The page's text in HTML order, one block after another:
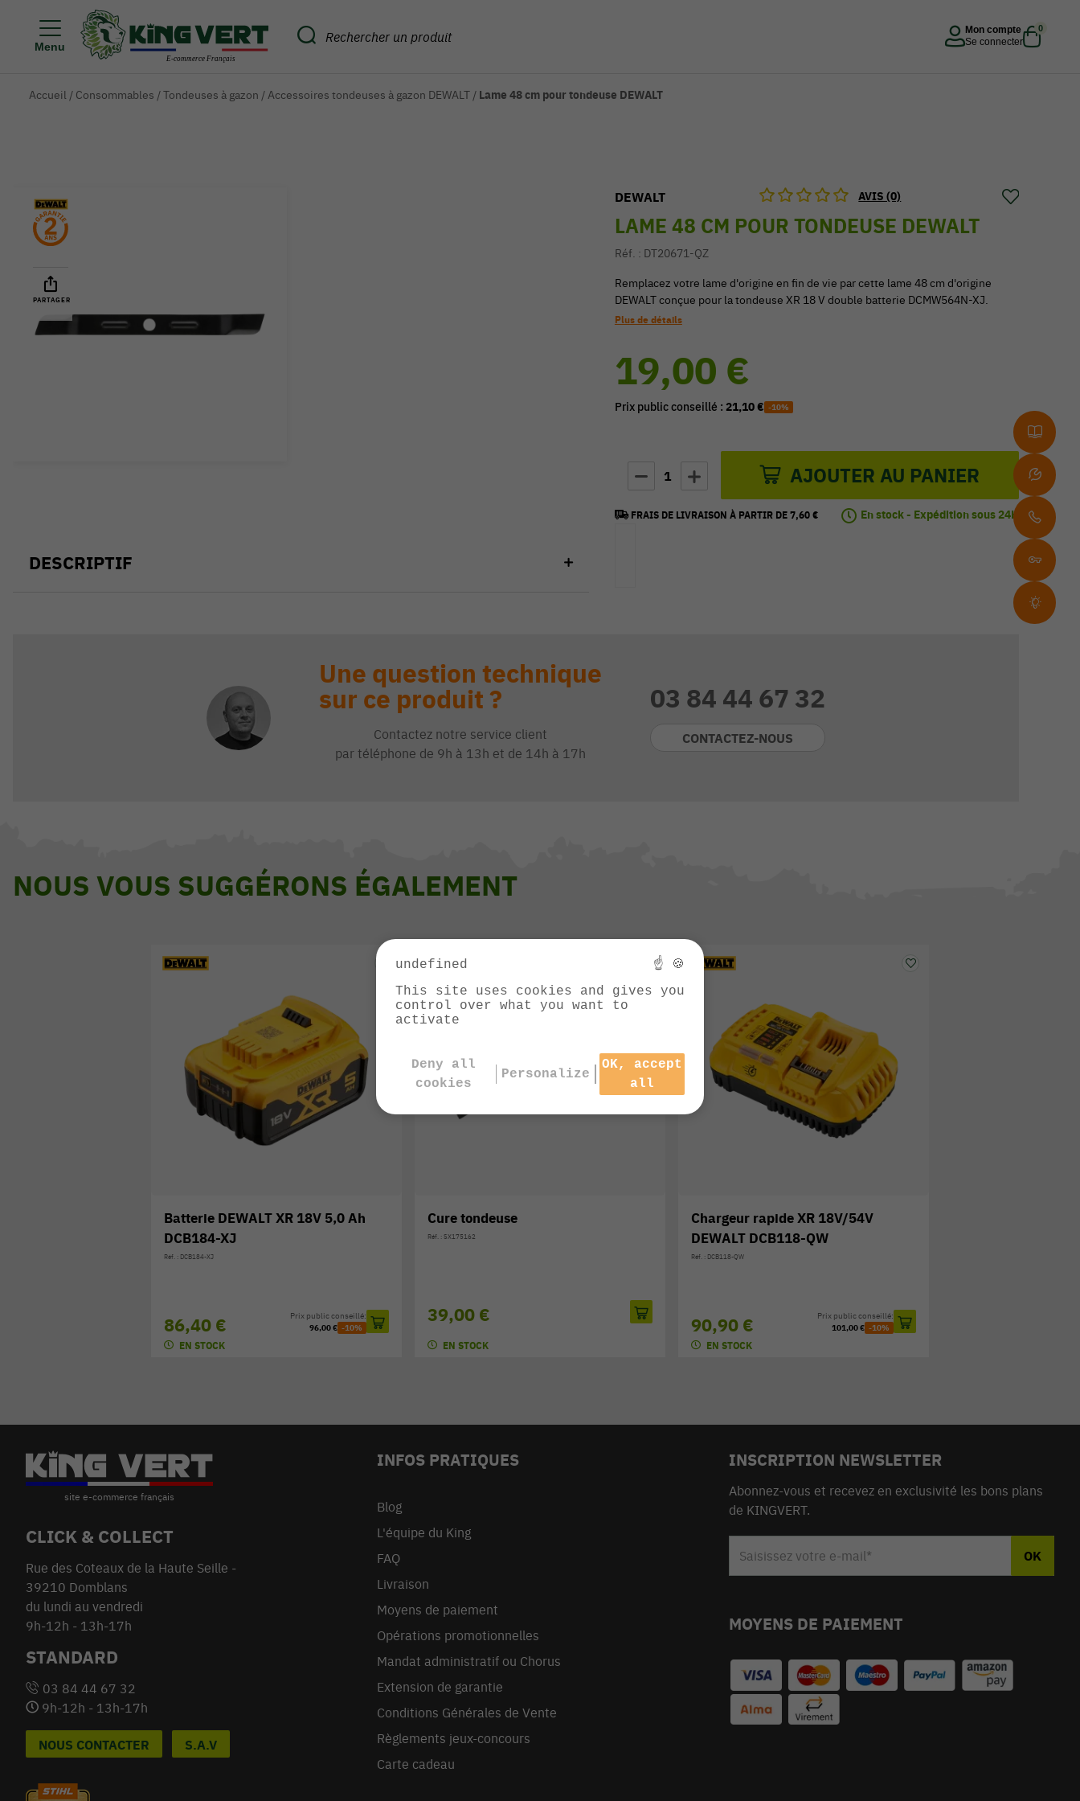
Menu
Mon compte
Se connecter
0
Accueil / Consommables /Tondeuses à gazon /Accessoires tondeuses à gazon DEWALT / Lame 48 cm pour tondeuse DEWALT
PARTAGER
DESCRIPTIF
DEWALT AVIS (0)
LAME 48 CM POUR TONDEUSE DEWALT
Réf. : DT20671-QZ
Remplacez votre lame d'origine en fin de vie par cette lame 48 cm d'origine
DEWALT conçue pour la tondeuse XR 18 V double batterie DCMW564N-XJ.
Plus de détails
19,00 €
Prix public conseillé : 21,10 € -10%
1 AJOUTER AU PANIER
FRAIS DE LIVRAISON À PARTIR DE 7,60 € En stock - Expédition sous 24H
Une question technique
sur ce produit ?
Contactez notre service client
par téléphone de 9h à 13h et de 14h à 17h
03 84 44 67 32
CONTACTEZ-NOUS
NOUS VOUS SUGGÉRONS ÉGALEMENT
Batterie DEWALT XR 18V 5,0 Ah
DCB184-XJ
Réf. : DCB184-XJ
86,40 €
Prix public conseillé:
96,00 € -10%
EN STOCK
Cure tondeuse
Réf. : SX175162
39,00 €
EN STOCK
Chargeur rapide XR 18V/54V
DEWALT DCB118-QW
Réf. : DCB118-QW
90,90 €
Prix public conseillé:
101,00 € -10%
EN STOCK
CLICK & COLLECT
Rue des Coteaux de la Haute Seille -
39210 Domblans
du lundi au vendredi
9h-12h - 13h-17h
STANDARD
03 84 44 67 32
9h-12h - 13h-17h
NOUS CONTACTER S.A.V
INFOS PRATIQUES
Blog
L'équipe du King
FAQ
Livraison
Moyens de paiement
Opérations promotionnelles
Mandat administratif ou Chorus
Extension de garantie
Conditions Générales de Vente
Règlements jeux-concours
Carte cadeau
INSCRIPTION NEWSLETTER
Abonnez-vous et recevez en exclusivité les bons plans
de KINGVERT.
MOYENS DE PAIEMENT
undefined
☝ 🍪
This site uses cookies and gives you
control over what you want to
activate
Deny all
cookies
Personalize
OK, accept
all